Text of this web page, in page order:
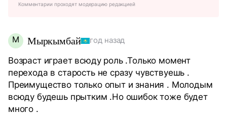
Комментарии проходят модерацию редакцией
М Мыркымбай год назад
Возраст играет всюду роль .Только момент
перехода в старость не сразу чувствуешь .
Преимущество только опыт и знания . Молодым
всюду будешь прытким .Но ошибок тоже будет
много .